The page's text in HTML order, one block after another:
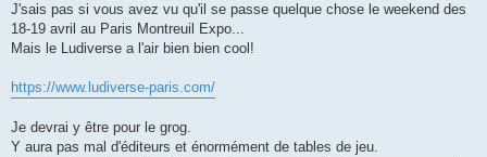
a
g
J'sais pas si vous avez vu qu'il se passe quelque chose le weekend des
18-19 avril au Paris Montreuil Expo...
Mais le Ludiverse a l'air bien bien cool!
https://www.ludiverse-paris.com/
Je devrai y être pour le grog.
Y aura pas mal d'éditeurs et énormément de tables de jeu.